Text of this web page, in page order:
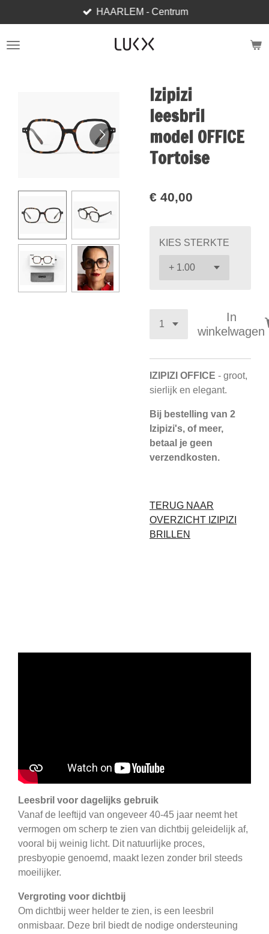
direct
naar
HAARLEM - Centrum
Izipizi
leesbril
model OFFICE
Tortoise
€ 40,00
KIES STERKTE
In
winkelwagen
IZIPIZI OFFICE - groot,
sierlijk en elegant.
Bij bestelling van 2
Izipizi's, of meer,
betaal je geen
verzendkosten.
TERUG NAAR
OVERZICHT IZIPIZI
BRILLEN
Leesbril voor dagelijks gebruik
Vanaf de leeftijd van ongeveer 40-45 jaar neemt het
vermogen om scherp te zien van dichtbij geleidelijk af,
vooral bij weinig licht. Dit natuurlijke proces,
presbyopie genoemd, maakt lezen zonder bril steeds
moeilijker.
Vergroting voor dichtbij
Om dichtbij weer helder te zien, is een leesbril
onmisbaar. Deze bril biedt de nodige ondersteuning